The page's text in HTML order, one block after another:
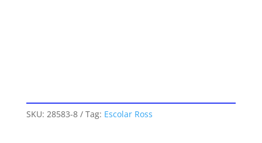
SKU: 28583-8 Tag: Escolar Ross